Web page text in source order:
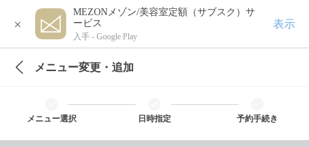
×
MEZONメゾン/美容室定額（サブスク）サ
ービス
入手 - Google Play
表示
メニュー変更・追加
メニュー選択 日時指定 予約手続き